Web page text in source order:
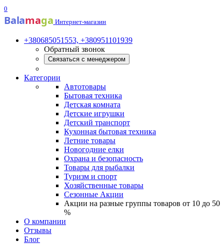
0
Balamaga Интернет-магазин
+380685051553, +380951101939
Обратный звонок
Связаться с менеджером
Категории
Автотовары
Бытовая техника
Детская комната
Детские игрушки
Детский транспорт
Кухонная бытовая техника
Летние товары
Новогодние елки
Охрана и безопасность
Товары для рыбалки
Туризм и спорт
Хозяйственные товары
Сезонные Акции
Акции на разные группы товаров от 10 до 50
%
О компании
Отзывы
Блог